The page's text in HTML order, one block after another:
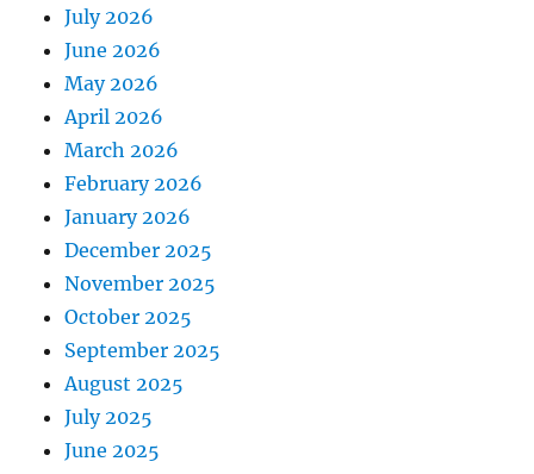
July 2026
June 2026
May 2026
April 2026
March 2026
February 2026
January 2026
December 2025
November 2025
October 2025
September 2025
August 2025
July 2025
June 2025